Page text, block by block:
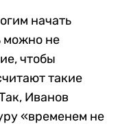
начать
можно не
чтобы
такие
Иванов
«временем не